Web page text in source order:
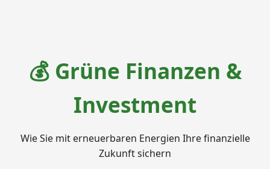
💰 Grüne Finanzen &
Investment
Wie Sie mit erneuerbaren Energien Ihre finanzielle
Zukunft sichern